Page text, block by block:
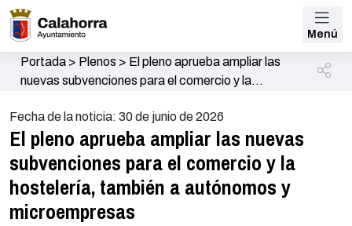
Menú
Portada> Plenos > El pleno aprueba ampliar las
nuevas subvenciones para el comercio y la
Fecha de la noticia: 30 de junio de 2026
El pleno aprueba ampliar las nuevas
subvenciones para el comercio y la
hostelería, también a autónomos y
microempresas